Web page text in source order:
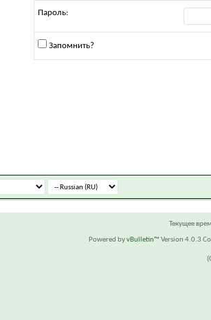
Пароль:
Запомнить?
Текущее
Powered byvBulletin™ Version 4.0.3